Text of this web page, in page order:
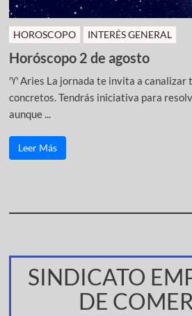
HOROSCOPO INTERÉS GENERAL
Horóscopo 2 de agosto
♈ Aries La jornada te invita a canalizar
concretos. Tendrás iniciativa para
aunque ...
Leer Más
SINDICATO
DE